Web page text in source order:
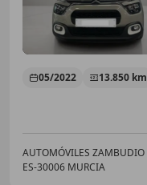
05/2022 13.850 km
AUTOMÓVILES ZAMBUDIO
ES-30006 MURCIA